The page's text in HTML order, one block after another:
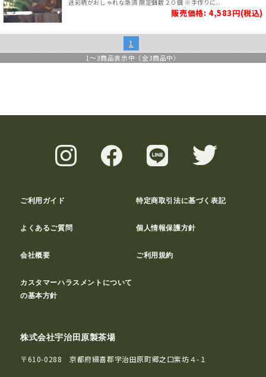
迷彩柄がおしゃれな急須 限定個数２０個 ※手作りに..
販売価格: 4,583円(税込)
1
1 ～3商品表示中（全3商品中）
ご利用ガイド 特定商取引法に基づく表記
よくあるご質問 個人情報保護方針
会社概要 ご利用規約
カスタマーハラスメントについて
の基本方針
株式会社宇治田原製茶場
〒610-0288 京都府綴喜郡宇治田原町郷之口紫坊４-１